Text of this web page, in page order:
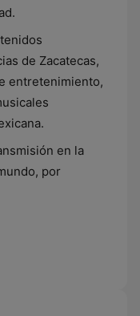
de Zacatecas,
entretenimiento,
en la
por